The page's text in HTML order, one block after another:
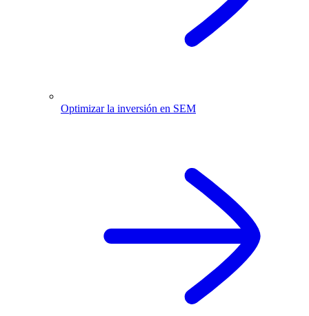
Optimizar la inversión en SEM